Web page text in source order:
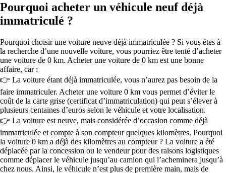
Pourquoi acheter un véhicule neuf déjà
immatriculé ?
Pourquoi choisir une voiture neuve déjà immatriculée ? Si vous êtes à
la recherche d’une nouvelle voiture, vous pourriez être tenté d’acheter
une voiture de 0 km. Acheter une voiture de 0 km est une bonne
affaire, car :
👉 La voiture étant déjà immatriculée, vous n’aurez pas besoin de la
faire immatriculer. Acheter une voiture 0 km vous permet d’éviter le
coût de la carte grise (certificat d’immatriculation) qui peut s’élever à
plusieurs centaines d’euros selon le véhicule et votre localisation.
👉 La voiture est neuve, mais considérée d’occasion comme déjà
immatriculée et compte à son compteur quelques kilomètres. Pourquoi
la voiture 0 km a déjà des kilomètres au compteur ? La voiture a été
déplacée par la concession ou le vendeur pour des raisons logistiques
comme déplacer le véhicule jusqu’au camion qui l’acheminera jusqu’à
chez nous. Ainsi, le véhicule n’est plus de première main, mais de